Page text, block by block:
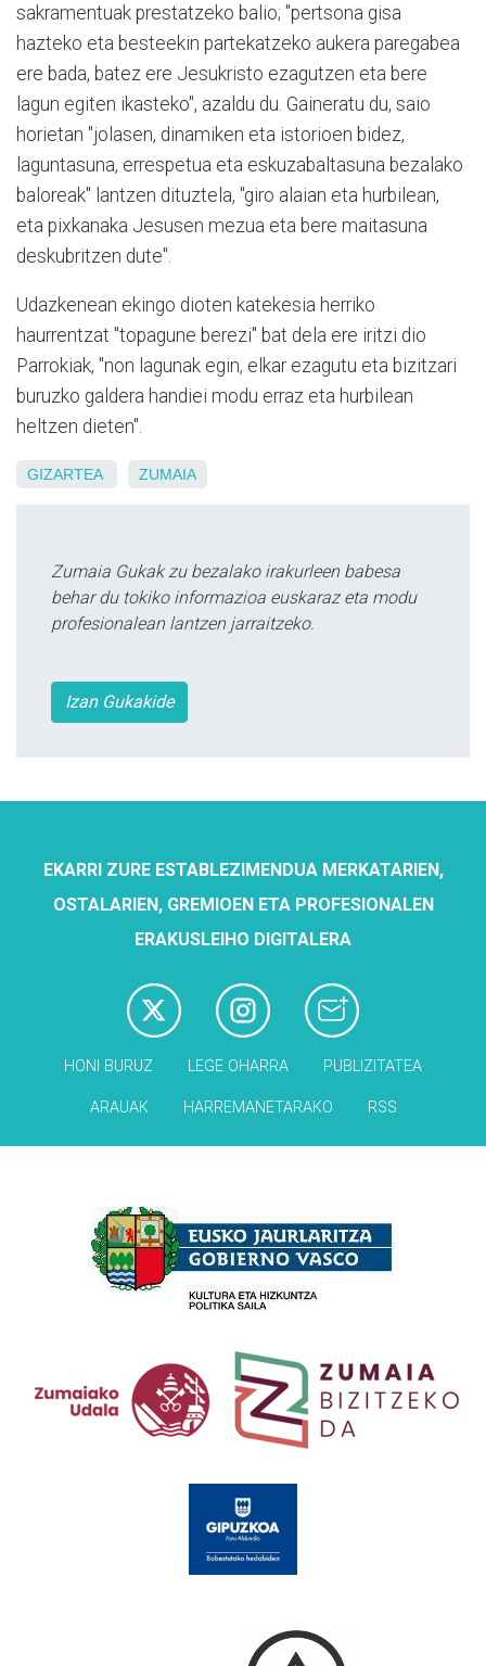
sakramentuak prestatzeko balio; "pertsona gisa
hazteko eta besteekin partekatzeko aukera paregabea
ere bada, batez ere Jesukristo ezagutzen eta bere
lagun egiten ikasteko", azaldu du. Gaineratu du, saio
horietan "jolasen, dinamiken eta istorioen bidez,
laguntasuna, errespetua eta eskuzabaltasuna bezalako
baloreak" lantzen dituztela, "giro alaian eta hurbilean,
eta pixkanaka Jesusen mezua eta bere maitasuna
deskubritzen dute".
Udazkenean ekingo dioten katekesia herriko
haurrentzat "topagune berezi" bat dela ere iritzi dio
Parrokiak, "non lagunak egin, elkar ezagutu eta bizitzari
buruzko galdera handiei modu erraz eta hurbilean
heltzen dieten".
GIZARTEA ZUMAIA
Zumaia Gukak zu bezalako irakurleen babesa
behar du tokiko informazioa euskaraz eta modu
profesionalean lantzen jarraitzeko.
Izan Gukakide
EKARRI ZURE ESTABLEZIMENDUA MERKATARIEN,
OSTALARIEN, GREMIOEN ETA PROFESIONALEN
ERAKUSLEIHO DIGITALERA
HONI BURUZ LEGE OHARRA PUBLIZITATEA
ARAUAK HARREMANETARAKO RSS